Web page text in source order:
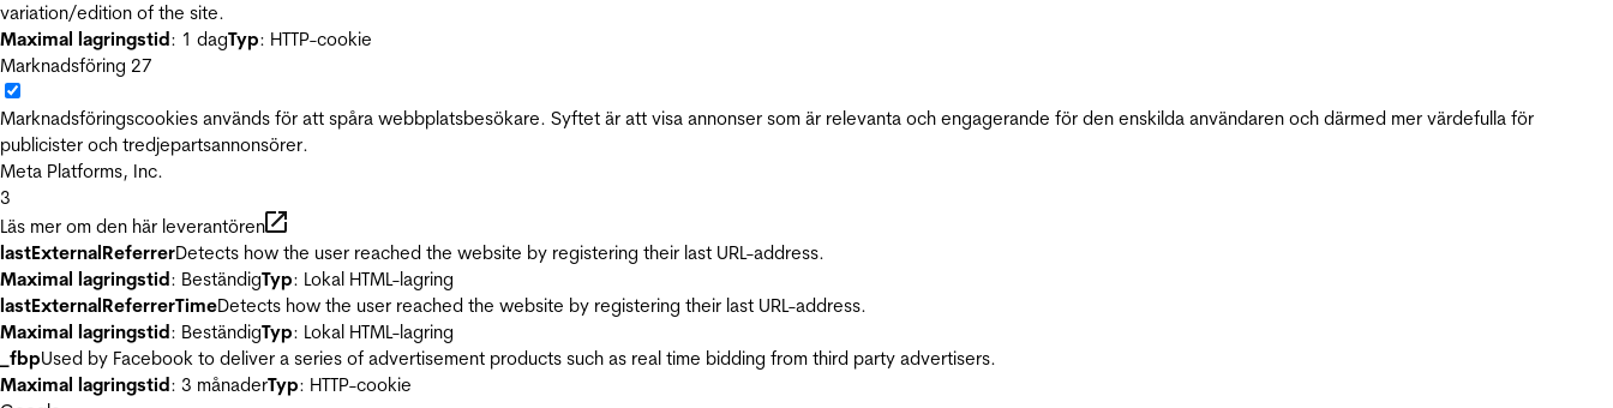
variation/edition of the site.
Maximal lagringstid: 1 dagTyp: HTTP-cookie
Marknadsföring 27
Marknadsföringscookies används för att spåra webbplatsbesökare. Syftet är att visa annonser som är relevanta och engagerande för den enskilda användaren och därmed mer värdefulla för
publicister och tredjepartsannonsörer.
Meta Platforms, Inc.
3
Läs mer om den här leverantören
lastExternalReferrerDetects how the user reached the website by registering their last URL-address.
Maximal lagringstid: BeständigTyp: Lokal HTML-lagring
lastExternalReferrerTimeDetects how the user reached the website by registering their last URL-address.
Maximal lagringstid: BeständigTyp: Lokal HTML-lagring
_fbpUsed by Facebook to deliver a series of advertisement products such as real time bidding from third party advertisers.
Maximal lagringstid: 3 månaderTyp: HTTP-cookie